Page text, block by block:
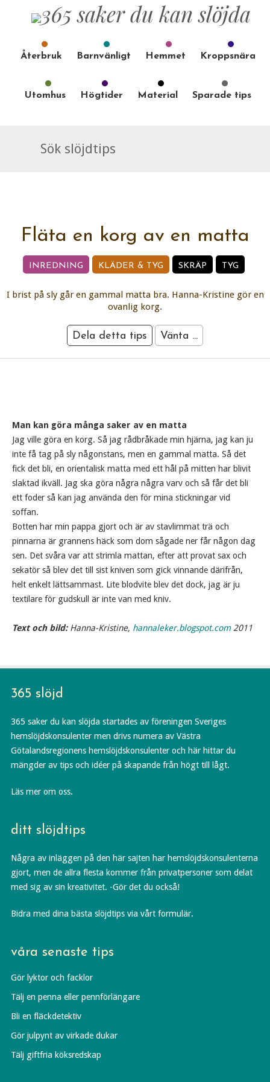
Återbruk Barnvänligt Hemmet Kroppsnära
Utomhus Högtider Material Sparade tips
Fläta en korg av en matta
INREDNING KLÄDER & TYG SKRÄP TYG
I brist på sly går en gammal matta bra. Hanna-Kristine gör en
ovanlig korg.
Dela detta tips Vänta ...
Man kan göra många saker av en matta
Jag ville göra en korg. Så jag rådbråkade min hjärna, jag kan ju
inte få tag på sly någonstans, men en gammal matta. Så det
fick det bli, en orientalisk matta med ett hål på mitten har blivit
slaktad ikväll. Jag ska göra några några varv och så får det bli
ett foder så kan jag använda den för mina stickningar vid
soffan.
Botten har min pappa gjort och är av stavlimmat trä och
pinnarna är grannens häck som dom sågade ner får någon dag
sen. Det svåra var att strimla mattan, efter att provat sax och
sekatör så blev det till sist kniven som gick vinnande därifrån,
helt enkelt lättsammast. Lite blodvite blev det dock, jag är ju
textilare för gudskull är inte van med kniv.
Text och bild:Hanna-Kristine, hannaleker.blogspot.com 2011
365 slöjd
365 saker du kan slöjda startades av föreningen Sveriges
hemslöjdskonsulenter men drivs numera av Västra
Götalandsregionens hemslöjdskonsulenter och här hittar du
mängder av tips och idéer på skapande från högt till lågt.
Läs mer om oss.
ditt slöjdtips
Några av inläggen på den här sajten har hemslöjdskonsulenterna
gjort, men de allra flesta kommer från privatpersoner som delat
med sig av sin kreativitet. -Gör det du också!
Bidra med dina bästa slöjdtips via vårt formulär.
våra senaste tips
Gör lyktor och facklor
Tälj en penna eller pennförlängare
Bli en fläckdetektiv
Gör julpynt av virkade dukar
Tälj giftfria köksredskap